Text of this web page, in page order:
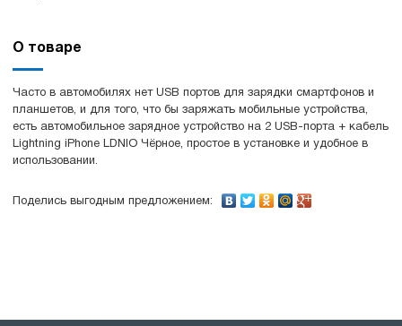
О товаре
Часто в автомобилях нет USB портов для зарядки смартфонов и
планшетов, и для того, что бы заряжать мобильные устройства,
есть автомобильное зарядное устройство на 2 USB-порта + кабель
Lightning iPhone LDNIO Чёрное, простое в установке и удобное в
использовании.
Поделись выгодным предложением: